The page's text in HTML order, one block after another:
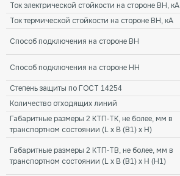
Ток электрической стойкости на стороне ВН, кА
Ток термической стойкости на стороне ВН, кА
Способ подключения на стороне ВН
Способ подключения на стороне НН
Степень защиты по ГОСТ 14254
Количество отходящих линий
Габаритные размеры 2 КТП-ТК, не более, мм в
транспортном состоянии (L х B (В1) х H)
Габаритные размеры 2 КТП-ТВ, не более, мм в
транспортном состоянии (L х B (В1) х H (Н1)